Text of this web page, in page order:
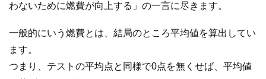
わないために燃費が向上する」の一言に尽きます。
一般的にいう燃費とは、結局のところ平均値を算出してい
ます。
つまり、テストの平均点と同様で0点を無くせば、平均値